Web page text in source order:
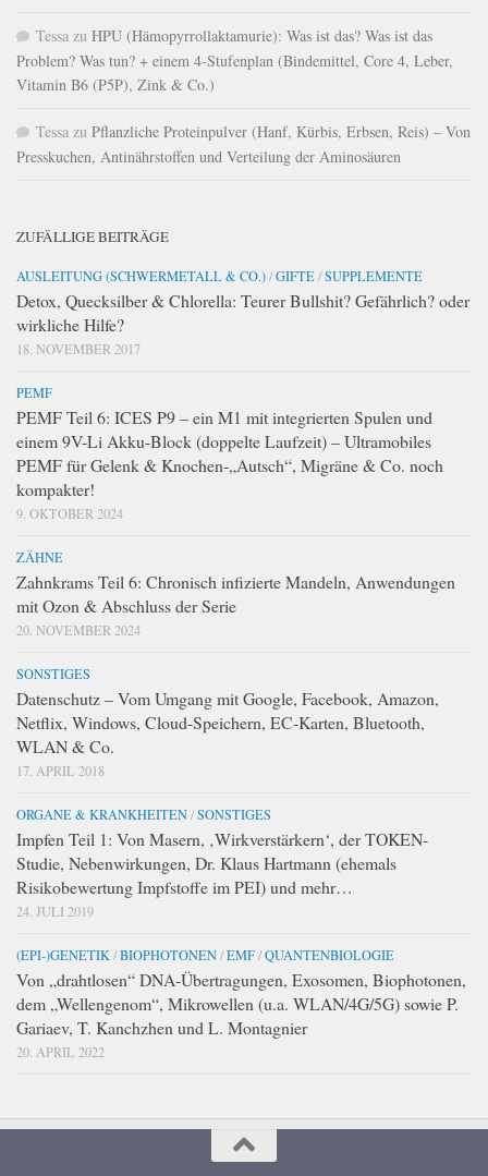
Tessa zu HPU (Hämopyrrollaktamurie): Was ist das? Was ist das
Problem? Was tun? + einem 4-Stufenplan (Bindemittel, Core 4, Leber,
Vitamin B6 (P5P), Zink & Co.)
Tessa zu Pflanzliche Proteinpulver (Hanf, Kürbis, Erbsen, Reis) – Von
Presskuchen, Antinährstoffen und Verteilung der Aminosäuren
ZUFÄLLIGE BEITRÄGE
AUSLEITUNG (SCHWERMETALL & CO.)/GIFTE/SUPPLEMENTE
Detox, Quecksilber & Chlorella: Teurer Bullshit? Gefährlich? oder
wirkliche Hilfe?
18. NOVEMBER 2017
PEMF
PEMF Teil 6: ICES P9 – ein M1 mit integrierten Spulen und
einem 9V-Li Akku-Block (doppelte Laufzeit) – Ultramobiles
PEMF für Gelenk & Knochen-„Autsch“, Migräne & Co. noch
kompakter!
9. OKTOBER 2024
ZÄHNE
Zahnkrams Teil 6: Chronisch infizierte Mandeln, Anwendungen
mit Ozon & Abschluss der Serie
20. NOVEMBER 2024
SONSTIGES
Datenschutz – Vom Umgang mit Google, Facebook, Amazon,
Netflix, Windows, Cloud-Speichern, EC-Karten, Bluetooth,
WLAN & Co.
17. APRIL 2018
ORGANE & KRANKHEITEN/SONSTIGES
Impfen Teil 1: Von Masern, ‚Wirkverstärkern‘, der TOKEN-
Studie, Nebenwirkungen, Dr. Klaus Hartmann (ehemals
Risikobewertung Impfstoffe im PEI) und mehr…
24. JULI 2019
(EPI-)GENETIK /BIOPHOTONEN/EMF/QUANTENBIOLOGIE
Von „drahtlosen“ DNA-Übertragungen, Exosomen, Biophotonen,
dem „Wellengenom“, Mikrowellen (u.a. WLAN/4G/5G) sowie P.
Gariaev, T. Kanchzhen und L. Montagnier
20. APRIL 2022